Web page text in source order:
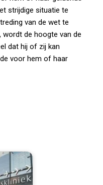
strijdige situatie te
van de wet te
wordt de hoogte van de
dat hij of zij kan
voor hem of haar